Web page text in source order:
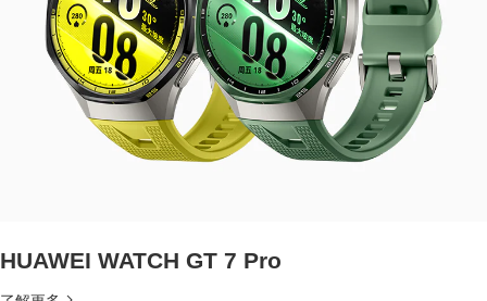
HUAWEI WATCH GT 7 Pro